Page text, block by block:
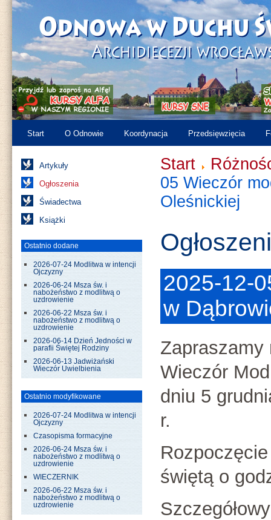
Start O Odnowie Koordynacja Przedsięwzięcia
Artykuły
Ogłoszenia
Świadectwa
Książki
Ostatnio dodane
2026-07-24 Modlitwa w intencji
Ojczyzny
2026-06-24 Msza św. i
nabożeństwo z modlitwą o
uzdrowienie
2026-06-22 Msza św. i
nabożeństwo z modlitwą o
uzdrowienie
2026-06-14 Dzień Jedności w
parafii Świętej Rodziny
2026-06-13 Jadwiżański
Wieczór Uwielbienia
Ostatnio modyfikowane
2026-07-24 Modlitwa w intencji
Ojczyzny
Czasopisma formacyjne
2026-06-24 Msza św. i
nabożeństwo z modlitwą o
uzdrowienie
WIECZERNIK
2026-06-22 Msza św. i
nabożeństwo z modlitwą o
uzdrowienie
Start
05 Wieczór
Oleśnickiej
2025-12-
w
Zapraszamy
Wieczór
dniu 5
r.
świętą o